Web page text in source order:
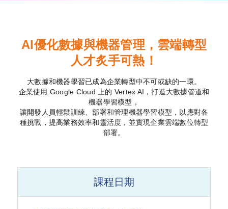
AI優化數據與機器管理，雲端轉型
人才炙手可熱！
大數據和機器學習已成為企業轉型中不可或缺的一環。
企業使用 Google Cloud 上的 Vertex AI，打造大數據管道和
機器學習模型，
讓開發人員輕鬆訓練、部署和管理機器學習模型，以應對各
種挑戰，提高業務效率和靈活度，並實現企業雲端數位轉型
部署。
課程日期